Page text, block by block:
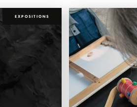
EXPOSITIONS